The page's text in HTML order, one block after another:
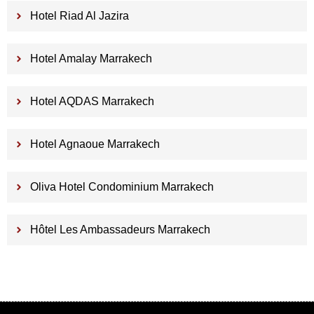
Hotel Riad Al Jazira
Hotel Amalay Marrakech
Hotel AQDAS Marrakech
Hotel Agnaoue Marrakech
Oliva Hotel Condominium Marrakech
Hôtel Les Ambassadeurs Marrakech